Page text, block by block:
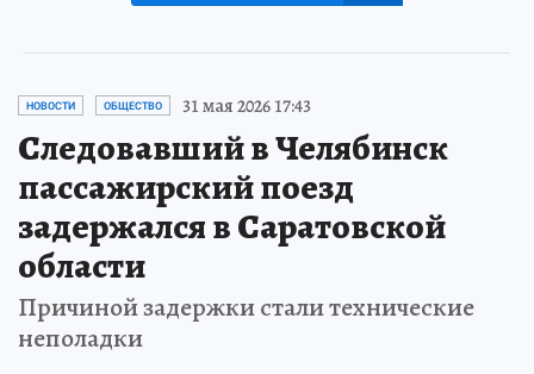
НОВОСТИ ОБЩЕСТВО 31 мая 2026 17:43
Следовавший в Челябинск
пассажирский поезд
задержался в Саратовской
области
Причиной задержки стали технические
неполадки